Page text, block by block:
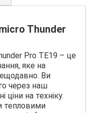
Thunder
Pro TE19 – це
яке на
Ви
через наш
ціни на техніку.
тепловими